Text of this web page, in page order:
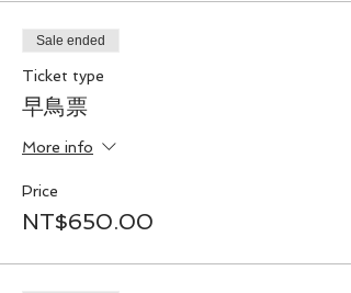
Qualification2013【WINNER冠軍】 ・
PALLETE 洛杉磯演出 2016 【Dance
performance】
Sale ended
Ticket type
早鳥票
More info
Price
NT$650.00